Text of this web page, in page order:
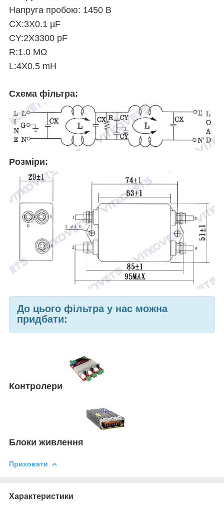
Напруга пробою: 1450 В
CX:3X0.1 µF
CY:2X3300 pF
R:1.0 MΩ
L:4X0.5 mH
Схема фільтра:
Розміри:
До цього фільтра у нас можна
придбати:
Контролери
Блоки живлення
Приховати
Характеристики